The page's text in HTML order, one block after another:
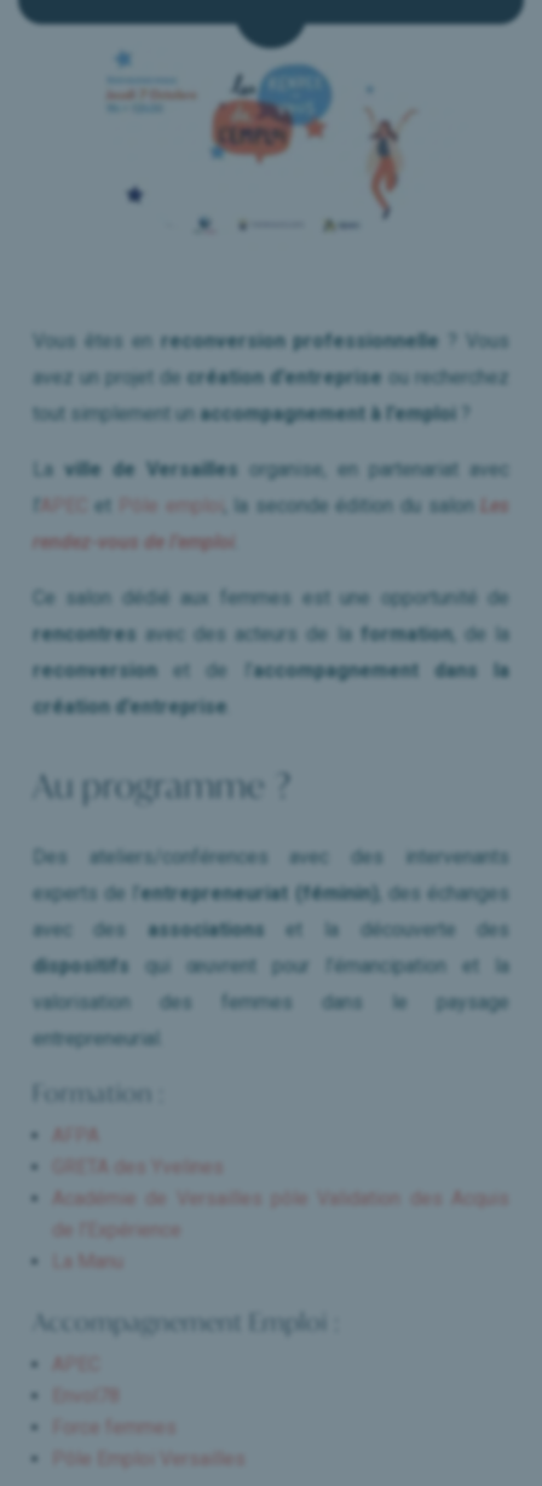
Le Mag RH
Presse & Médias
Réserver mon Diagnostic
Vous êtes en reconversion professionnelle
? Vous
avez un projet de création d’entreprise ou recherchez
tout simplement un accompagnement à l’emploi
La ville de Versailles organise, en partenariat avec
et Pôle emploi , la seconde édition du salon
Les
rendez-vous de l’emploi
Ce salon dédié aux femmes est une opportunité de
rencontres avec des acteurs de la formation, de la
reconversionet de l’ accompagnement dans la
création d’entreprise
Au programme ?
Des ateliers/conférences avec des intervenants
experts de l’ entrepreneuriat (féminin), des échanges
avec des associations et la découverte des
dispositifs qui œuvrent pour l’émancipation et la
valorisation des femmes dans le paysage
entrepreneurial.
Formation :
GRETA des Yvelines
Académie de Versailles pôle Validation des Acquis
de l’Expérience
La Manu
Accompagnement Emploi :
Force femmes
Pôle Emploi Versailles